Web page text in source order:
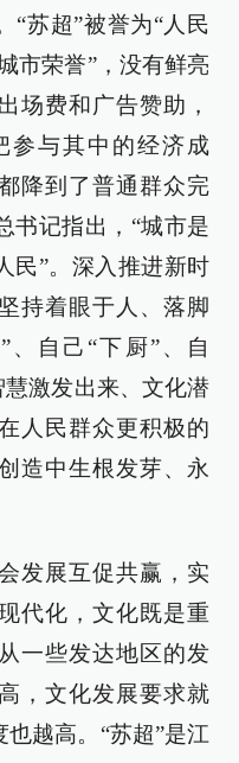
“苏超”被誉为“人民
市荣誉”，没有鲜亮
场费和广告赞助，
参与其中的经济成
降到了普通群众完
书记指出，“城市是
民”。深入推进新时
持着眼于人、落脚
自己“下厨”、自
慧激发出来、文化潜
人民群众更积极的
造中生根发芽、永
发展互促共赢，实
代化，文化既是重
一些发达地区的发
，文化发展要求就
越高。“苏超”是江